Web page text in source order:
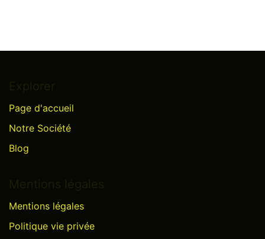
Page d'accueil
Notre Société
Blog
Mentions légales
Politique vie privée